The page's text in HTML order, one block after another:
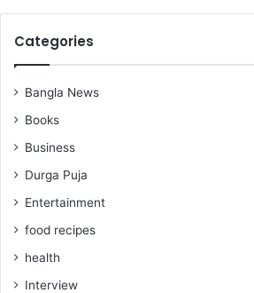
Categories
Bangla News
Books
Business
Durga Puja
Entertainment
food recipes
health
Interview